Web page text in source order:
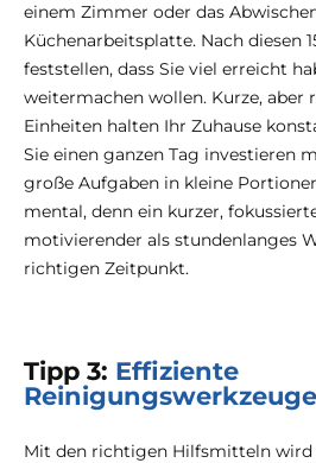
einem Zimmer oder das
Küchenarbeitsplatte. Nach diesen
feststellen, dass Sie viel erreicht
weitermachen wollen. Kurze, aber
Einheiten halten Ihr Zuhause
Sie einen ganzen Tag investieren
große Aufgaben in kleine
mental, denn ein kurzer,
motivierender als stundenlanges
richtigen Zeitpunkt.
Tipp 3: Effiziente
Mit den richtigen Hilfsmitteln wird